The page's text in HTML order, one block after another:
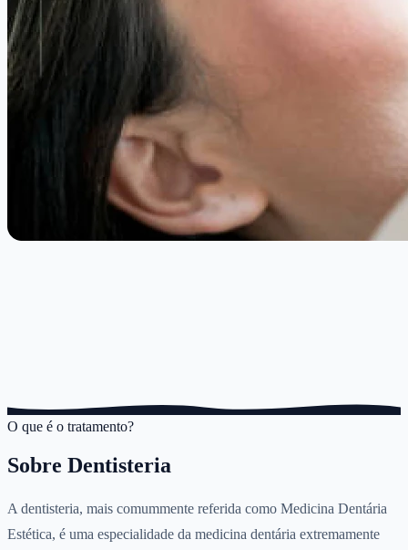
O que é o tratamento?
Sobre Dentisteria
A dentisteria, mais comummente referida como Medicina Dentária
Estética, é uma especialidade da medicina dentária extremamente